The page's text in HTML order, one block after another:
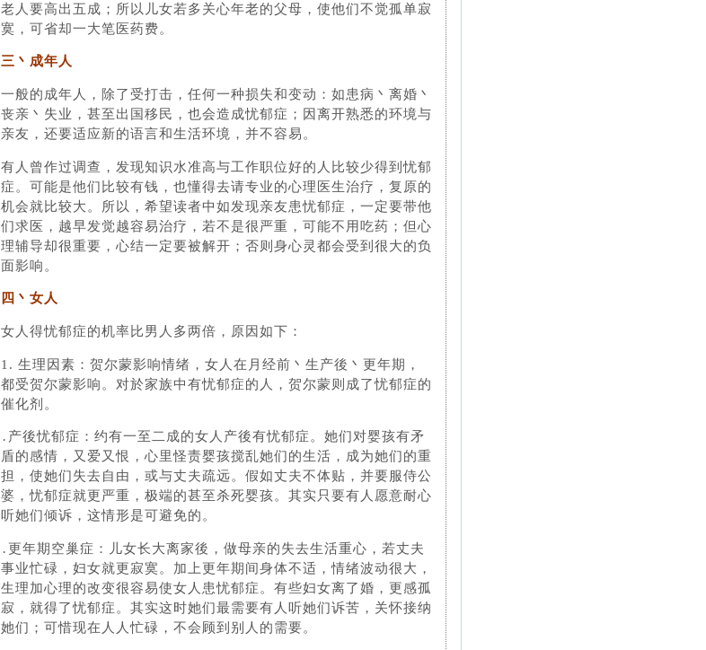
老人要高出五成；所以儿女若多关心年老的父母，使他们不觉孤单寂
寞，可省却一大笔医药费。
三丶成年人
一般的成年人，除了受打击，任何一种损失和变动：如患病丶离婚丶
丧亲丶失业，甚至出国移民，也会造成忧郁症；因离开熟悉的环境与
亲友，还要适应新的语言和生活环境，并不容易。
有人曾作过调查，发现知识水准高与工作职位好的人比较少得到忧郁
症。可能是他们比较有钱，也懂得去请专业的心理医生治疗，复原的
机会就比较大。所以，希望读者中如发现亲友患忧郁症，一定要带他
们求医，越早发觉越容易治疗，若不是很严重，可能不用吃药；但心
理辅导却很重要，心结一定要被解开；否则身心灵都会受到很大的负
面影响。
四丶女人
女人得忧郁症的机率比男人多两倍，原因如下：
1. 生理因素：贺尔蒙影响情绪，女人在月经前丶生产後丶更年期，
都受贺尔蒙影响。对於家族中有忧郁症的人，贺尔蒙则成了忧郁症的
催化剂。
․产後忧郁症：约有一至二成的女人产後有忧郁症。她们对婴孩有矛
盾的感情，又爱又恨，心里怪责婴孩搅乱她们的生活，成为她们的重
担，使她们失去自由，或与丈夫疏远。假如丈夫不体贴，并要服侍公
婆，忧郁症就更严重，极端的甚至杀死婴孩。其实只要有人愿意耐心
听她们倾诉，这情形是可避免的。
․更年期空巢症：儿女长大离家後，做母亲的失去生活重心，若丈夫
事业忙碌，妇女就更寂寞。加上更年期间身体不适，情绪波动很大，
生理加心理的改变很容易使女人患忧郁症。有些妇女离了婚，更感孤
寂，就得了忧郁症。其实这时她们最需要有人听她们诉苦，关怀接纳
她们；可惜现在人人忙碌，不会顾到别人的需要。